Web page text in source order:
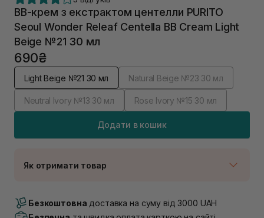
ВВ-крем з екстрактом центелли PURITO
Seoul Wonder Releaf Centella BB Cream Light
Beige №21 30 мл
690₴
Light Beige №21 30 мл Natural Beige №23 30 мл
Neutral Ivory №13 30 мл Rose Ivory №15 30 мл
Додати в кошик
Як отримати товар
В наявності
Самовивіз м. Луцьк, вул. Винниченка 4
Безкоштовна доставка на суму від 3000 UAH